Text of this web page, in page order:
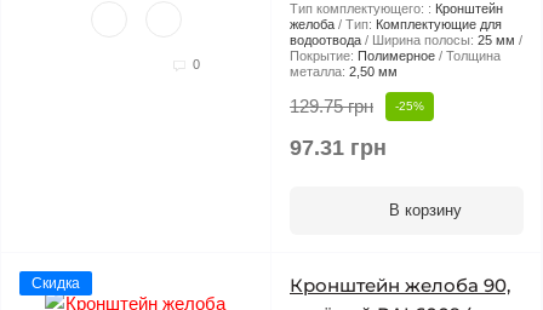
0
Тип комплектующего: : Кронштейн
желоба
Тип: Комплектующие для
водоотвода
Ширина полосы: 25 мм
Покрытие: Полимерное
Толщина
металла: 2,50 мм
129.75 грн -25%
97.31 грн
В корзину
Скидка
Кронштейн желоба 90,